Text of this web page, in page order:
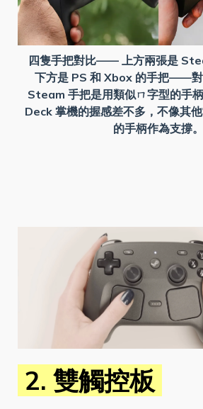
四隻手把對比—— 上方兩張是
下方是 PS 和 Xbox 的手把——對
Steam 手把是用類似ㄇ字型的手
Deck 掌機的握感差不多，不像其
的手柄作為支撐。
2. 雙觸控板